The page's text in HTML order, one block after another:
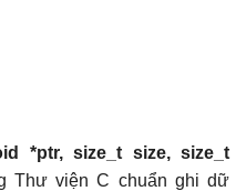
*ptr, size_t size, size_t
Thư viện C chuẩn ghi dữ